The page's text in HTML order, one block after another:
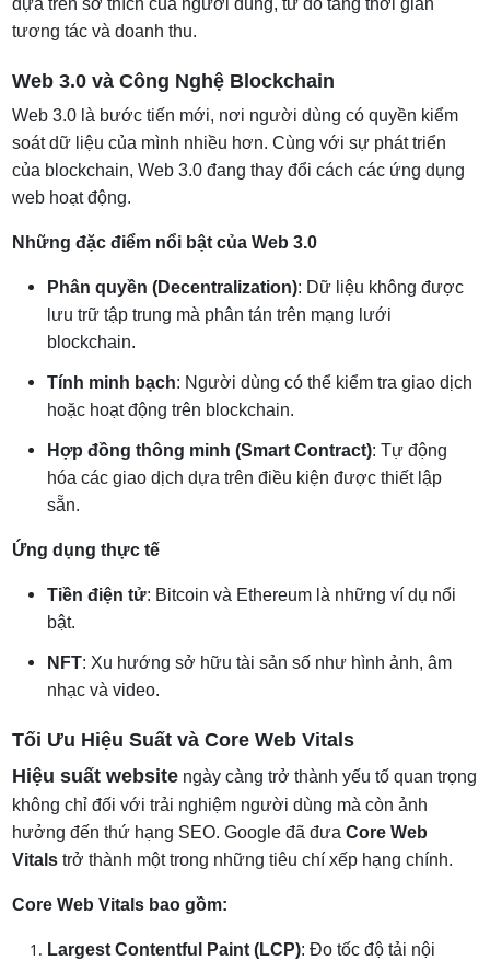
dựa trên sở thích của người dùng, từ đó tăng thời gian
tương tác và doanh thu.
Web 3.0 và Công Nghệ Blockchain
Web 3.0 là bước tiến mới, nơi người dùng có quyền kiểm
soát dữ liệu của mình nhiều hơn. Cùng với sự phát triển
của blockchain, Web 3.0 đang thay đổi cách các ứng dụng
web hoạt động.
Những đặc điểm nổi bật của Web 3.0
Phân quyền (Decentralization): Dữ liệu không được
lưu trữ tập trung mà phân tán trên mạng lưới
blockchain.
Tính minh bạch: Người dùng có thể kiểm tra giao dịch
hoặc hoạt động trên blockchain.
Hợp đồng thông minh (Smart Contract): Tự động
hóa các giao dịch dựa trên điều kiện được thiết lập
sẵn.
Ứng dụng thực tế
Tiền điện tử: Bitcoin và Ethereum là những ví dụ nổi
bật.
NFT: Xu hướng sở hữu tài sản số như hình ảnh, âm
nhạc và video.
Tối Ưu Hiệu Suất và Core Web Vitals
Hiệu suất website ngày càng trở thành yếu tố quan trọng
không chỉ đối với trải nghiệm người dùng mà còn ảnh
hưởng đến thứ hạng SEO. Google đã đưaCore Web
Vitals trở thành một trong những tiêu chí xếp hạng chính.
Core Web Vitals bao gồm:
Largest Contentful Paint (LCP): Đo tốc độ tải nội